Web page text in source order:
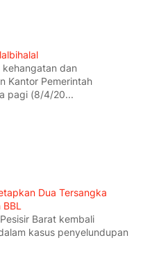
dan
Kantor Pemerintah
pagi (8/4/20...
Dua Tersangka
Barat kembali
kasus penyelundupan